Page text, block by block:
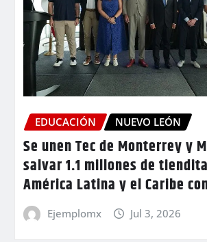
EDUCACIÓN NUEVO LEÓN
Se unen Tec de Monterrey y
salvar 1.1 millones de
América Latina y el Caribe
Ejemplomx Jul 3, 2026